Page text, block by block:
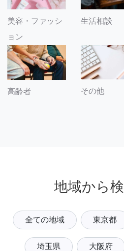
美容・ファッシ
ョン
生活相談
高齢者 その他
地域から
全ての地域 東京都
埼玉県 大阪府